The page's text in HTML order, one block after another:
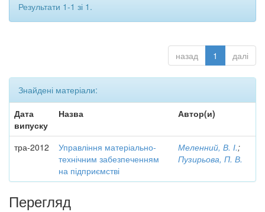
Результати 1-1 зі 1.
назад 1 далі
Знайдені матеріали:
Дата
випуску
Назва Автор(и)
тра-2012
Управління матеріально-
технічним забезпеченням
на підприємстві
Меленний, В. І.;
Пузирьова, П. В.
Перегляд